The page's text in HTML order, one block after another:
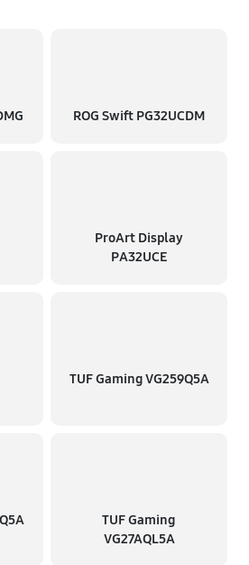
ROG Swift PG32UCDM
ProArt Display
PA32UCE
TUF Gaming VG259Q5A
TUF Gaming
VG27AQL5A